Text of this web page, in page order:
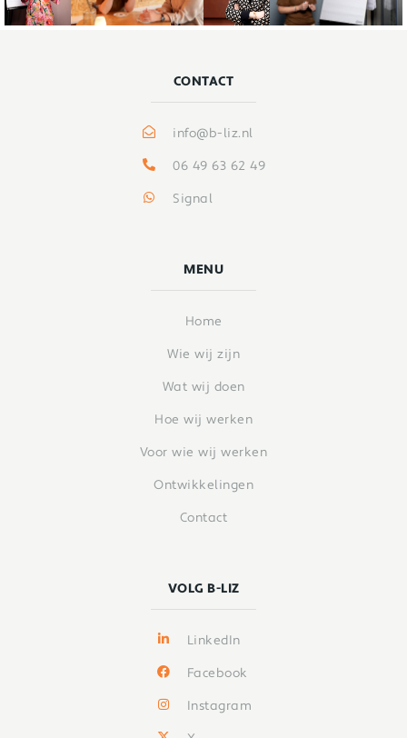
CONTACT
info@b-liz.nl
06 49 63 62 49
Signal
MENU
Home
Wie wij zijn
Wat wij doen
Hoe wij werken
Voor wie wij werken
Ontwikkelingen
Contact
VOLG B-LIZ
LinkedIn
Facebook
Instagram